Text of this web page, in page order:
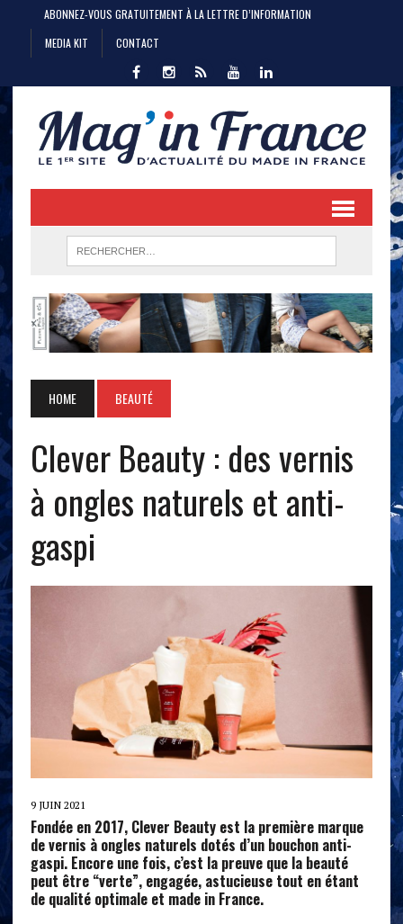
ABONNEZ-VOUS GRATUITEMENT À LA LETTRE D’INFORMATION
MEDIA KIT
CONTACT
HOME BEAUTÉ
Clever Beauty : des vernis
à ongles naturels et anti-
gaspi
9 JUIN 2021
Fondée en 2017, Clever Beauty est la première marque
de vernis à ongles naturels dotés d’un bouchon anti-
gaspi. Encore une fois, c’est la preuve que la beauté
peut être “verte”, engagée, astucieuse tout en étant
de qualité optimale et made in France.